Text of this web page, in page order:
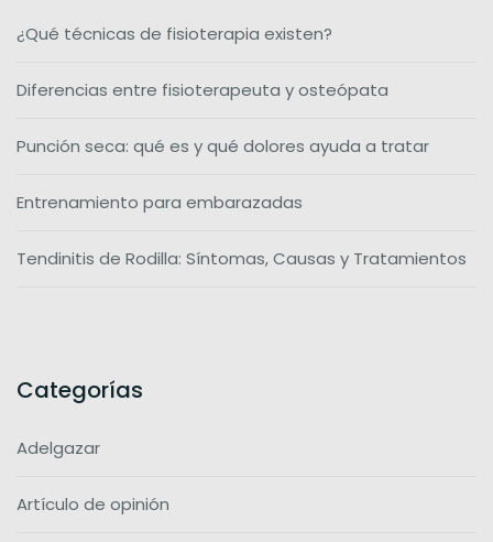
¿Qué técnicas de fisioterapia existen?
Diferencias entre fisioterapeuta y osteópata
Punción seca: qué es y qué dolores ayuda a tratar
Entrenamiento para embarazadas
Tendinitis de Rodilla: Síntomas, Causas y Tratamientos
Categorías
Adelgazar
Artículo de opinión